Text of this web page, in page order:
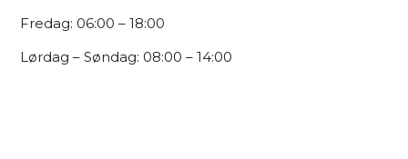
Fredag: 06:00 – 18:00
Lørdag – Søndag: 08:00 – 14:00